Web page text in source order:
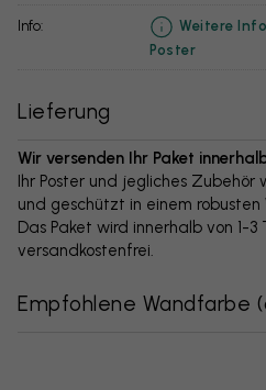
info:
Weitere
Poster
Lieferung
Wir versenden Ihr Paket
Ihr Poster und jegliches
und geschützt in einem
Das Paket wird innerhalb von 1-
versandkostenfrei.
Empfohlene Wandfarbe (